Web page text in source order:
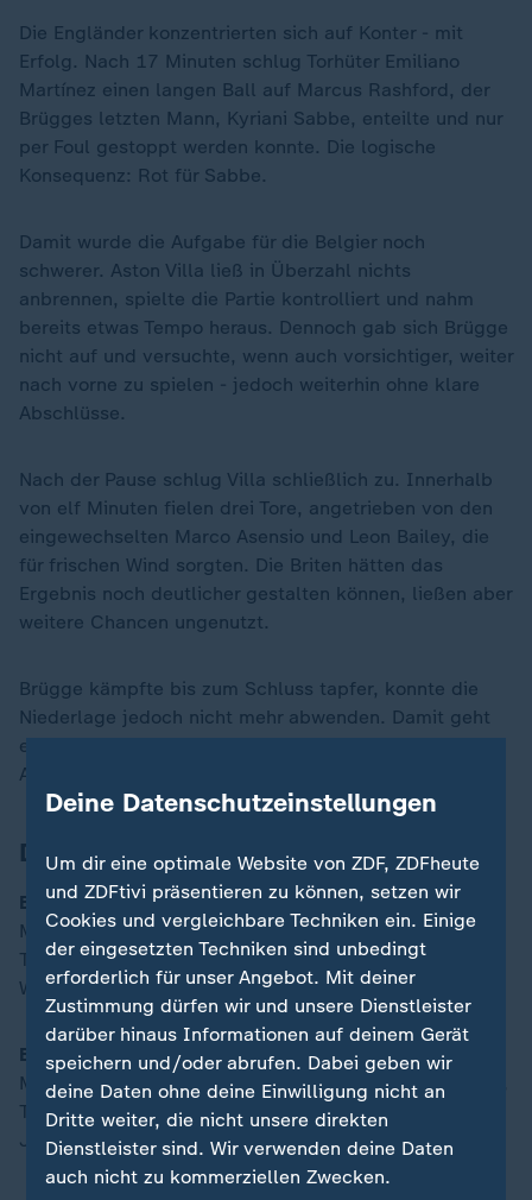
Die Engländer konzentrierten sich auf Konter - mit
Erfolg. Nach 17 Minuten schlug Torhüter Emiliano
Martínez einen langen Ball auf Marcus Rashford, der
Brügges letzten Mann, Kyriani Sabbe, enteilte und nur
per Foul gestoppt werden konnte. Die logische
Konsequenz: Rot für Sabbe.
Damit wurde die Aufgabe für die Belgier noch
schwerer. Aston Villa ließ in Überzahl nichts
anbrennen, spielte die Partie kontrolliert und nahm
bereits etwas Tempo heraus. Dennoch gab sich Brügge
nicht auf und versuchte, wenn auch vorsichtiger, weiter
nach vorne zu spielen - jedoch weiterhin ohne klare
Abschlüsse.
Nach der Pause schlug Villa schließlich zu. Innerhalb
von elf Minuten fielen drei Tore, angetrieben von den
eingewechselten Marco Asensio und Leon Bailey, die
für frischen Wind sorgten. Die Briten hätten das
Ergebnis noch deutlicher gestalten können, ließen aber
weitere Chancen ungenutzt.
Brügge kämpfte bis zum Schluss tapfer, konnte die
Niederlage jedoch nicht mehr abwenden. Damit geht
es für die Villans im Viertelfinale weiter - dort wartet
Anfang April Paris Saint-Germain.
Die Aufstellungen
Birmingham: Martinez - Cash (73. Disasi), Konsa,
Mings (66. Pau), Maatsen - Kamara (46. Bailey),
Tielemans, McGinn, Rogers (66. Ramsey), Rashford -
Watkins (46. Asensio) - Trainer: Unai Emery
Brügge: Mignolet - Sabbe, Ordonez (58. Romero),
Mechele, de Cuyper - Onyedika, Jashari (58. Nielsen),
Talbi (58. Skoras), Vanaken, Tzolis (66. Siquet) -
Jutgla (58. Nilsson) - Trainer: Nicky Hayen
Deine Datenschutzeinstellungen
Um dir eine optimale Website von ZDF, ZDFheute
und ZDFtivi präsentieren zu können, setzen wir
Cookies und vergleichbare Techniken ein. Einige
der eingesetzten Techniken sind unbedingt
erforderlich für unser Angebot. Mit deiner
Zustimmung dürfen wir und unsere Dienstleister
darüber hinaus Informationen auf deinem Gerät
speichern und/oder abrufen. Dabei geben wir
deine Daten ohne deine Einwilligung nicht an
Dritte weiter, die nicht unsere direkten
Dienstleister sind. Wir verwenden deine Daten
auch nicht zu kommerziellen Zwecken.